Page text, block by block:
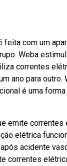
com um
Weba
correntes
ano para outro.
é uma
emite
elétrica
acidente
correntes